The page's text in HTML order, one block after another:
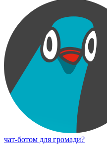
чат-ботом для громади?